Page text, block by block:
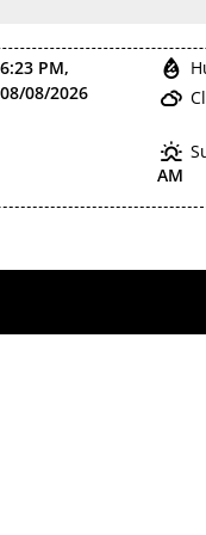
6:23 PM,
08/08/2026
AM